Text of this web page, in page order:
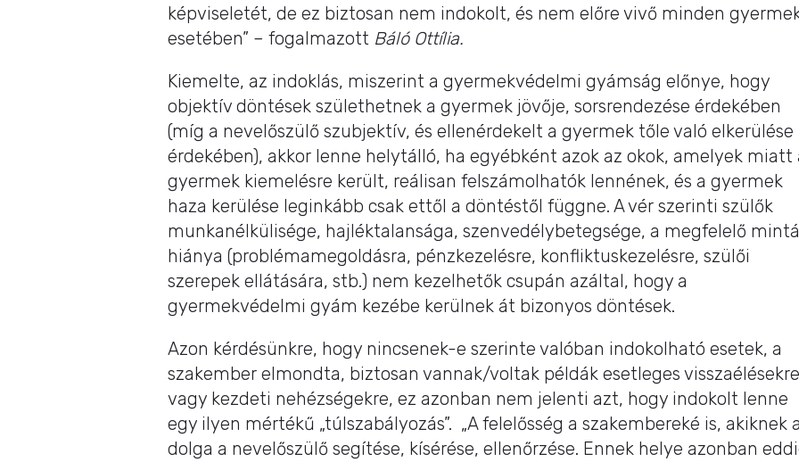
képviseletét, de ez biztosan nem indokolt, és nem előre vivő minden
esetében” – fogalmazott Báló Ottília.
Kiemelte, az indoklás, miszerint a gyermekvédelmi gyámság előnye, hogy
objektív döntések születhetnek a gyermek jövője, sorsrendezése érdekében
(míg a nevelőszülő szubjektív, és ellenérdekelt a gyermek tőle való elkerülése
érdekében), akkor lenne helytálló, ha egyébként azok az okok, amelyek miatt
gyermek kiemelésre került, reálisan felszámolhatók lennének, és a gyermek
haza kerülése leginkább csak ettől a döntéstől függne. A vér szerinti szülők
munkanélkülisége, hajléktalansága, szenvedélybetegsége, a megfelelő
hiánya (problémamegoldásra, pénzkezelésre, konfliktuskezelésre, szülői
szerepek ellátására, stb.) nem kezelhetők csupán azáltal, hogy a
gyermekvédelmi gyám kezébe kerülnek át bizonyos döntések.
Azon kérdésünkre, hogy nincsenek-e szerinte valóban indokolható esetek, a
szakember elmondta, biztosan vannak/voltak példák esetleges
vagy kezdeti nehézségekre, ez azonban nem jelenti azt, hogy indokolt lenne
egy ilyen mértékű „túlszabályozás”. „A felelősség a szakembereké is, akiknek
dolga a nevelőszülő segítése, kísérése, ellenőrzése. Ennek helye azonban